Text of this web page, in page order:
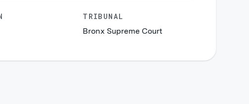
TRIBUNAL
Bronx Supreme Court